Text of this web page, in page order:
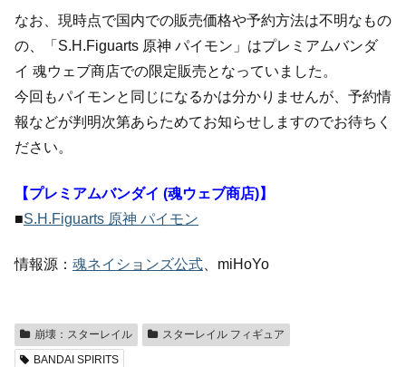
なお、現時点で国内での販売価格や予約方法は不明なもの
の、「S.H.Figuarts 原神 パイモン」はプレミアムバンダ
イ 魂ウェブ商店での限定販売となっていました。
今回もパイモンと同じになるかは分かりませんが、予約情
報などが判明次第あらためてお知らせしますのでお待ちく
ださい。
【プレミアムバンダイ (魂ウェブ商店)】
■S.H.Figuarts 原神 パイモン
情報源： 魂ネイションズ公式 、miHoYo
崩壊：スターレイル
スターレイル フィギュア
BANDAI SPIRITS